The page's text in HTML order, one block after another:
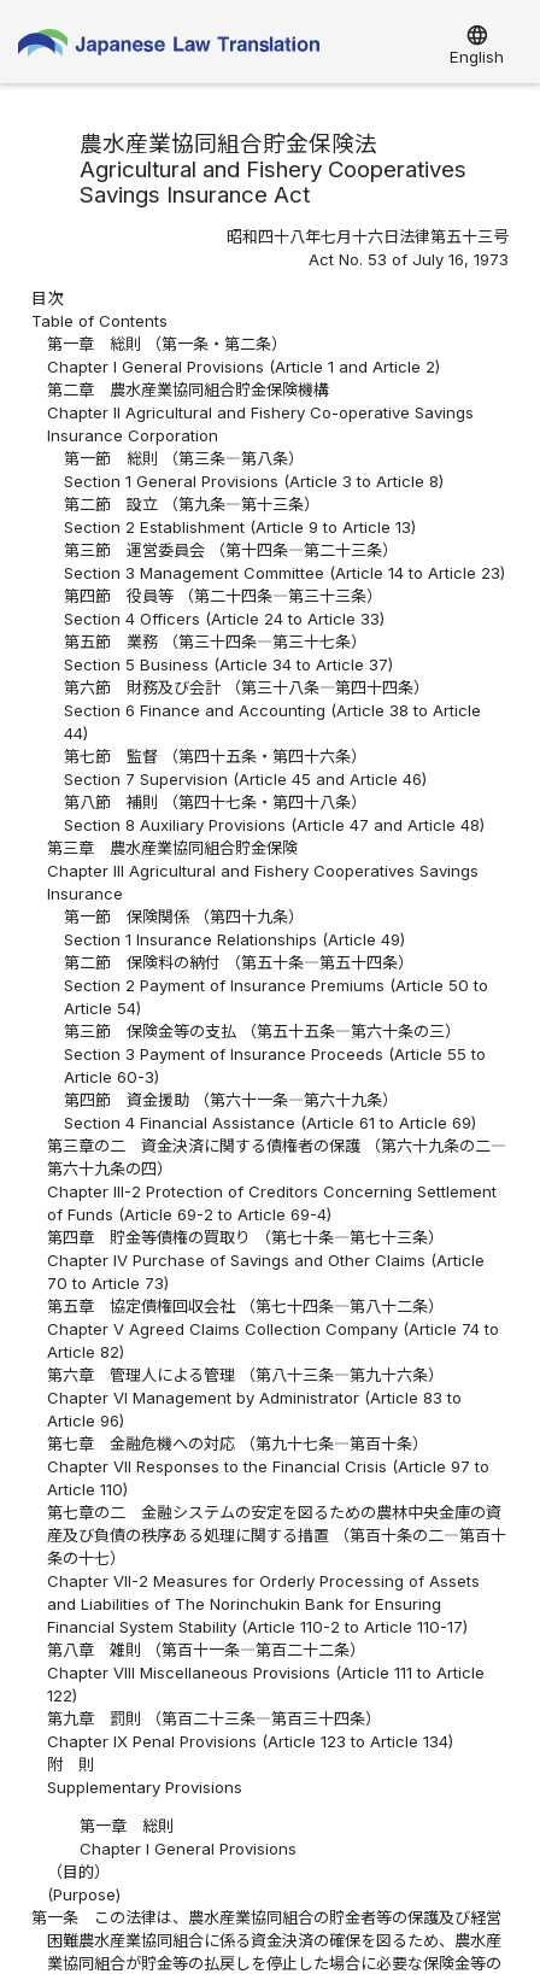
language
English
農水産業協同組合貯金保険法
Agricultural and Fishery Cooperatives
Savings Insurance Act
昭和四十八年七月十六日法律第五十三号
Act No. 53 of July 16, 1973
目次
Table of Contents
第一章 総則 （第一条・第二条）
Chapter I General Provisions (Article 1 and Article 2)
第二章 農水産業協同組合貯金保険機構
Chapter II Agricultural and Fishery Co-operative Savings
Insurance Corporation
第一節 総則 （第三条―第八条）
Section 1 General Provisions (Article 3 to Article 8)
第二節 設立 （第九条―第十三条）
Section 2 Establishment (Article 9 to Article 13)
第三節 運営委員会 （第十四条―第二十三条）
Section 3 Management Committee (Article 14 to Article 23)
第四節 役員等 （第二十四条―第三十三条）
Section 4 Officers (Article 24 to Article 33)
第五節 業務 （第三十四条―第三十七条）
Section 5 Business (Article 34 to Article 37)
第六節 財務及び会計 （第三十八条―第四十四条）
Section 6 Finance and Accounting (Article 38 to Article
44)
第七節 監督 （第四十五条・第四十六条）
Section 7 Supervision (Article 45 and Article 46)
第八節 補則 （第四十七条・第四十八条）
Section 8 Auxiliary Provisions (Article 47 and Article 48)
第三章 農水産業協同組合貯金保険
Chapter III Agricultural and Fishery Cooperatives Savings
Insurance
第一節 保険関係 （第四十九条）
Section 1 Insurance Relationships (Article 49)
第二節 保険料の納付 （第五十条―第五十四条）
Section 2 Payment of Insurance Premiums (Article 50 to
Article 54)
第三節 保険金等の支払 （第五十五条―第六十条の三）
Section 3 Payment of Insurance Proceeds (Article 55 to
Article 60-3)
第四節 資金援助 （第六十一条―第六十九条）
Section 4 Financial Assistance (Article 61 to Article 69)
第三章の二 資金決済に関する債権者の保護 （第六十九条の二―
第六十九条の四）
Chapter III-2 Protection of Creditors Concerning Settlement
of Funds (Article 69-2 to Article 69-4)
第四章 貯金等債権の買取り （第七十条―第七十三条）
Chapter IV Purchase of Savings and Other Claims (Article
70 to Article 73)
第五章 協定債権回収会社 （第七十四条―第八十二条）
Chapter V Agreed Claims Collection Company (Article 74 to
Article 82)
第六章 管理人による管理 （第八十三条―第九十六条）
Chapter VI Management by Administrator (Article 83 to
Article 96)
第七章 金融危機への対応 （第九十七条―第百十条）
Chapter VII Responses to the Financial Crisis (Article 97 to
Article 110)
第七章の二 金融システムの安定を図るための農林中央金庫の資
産及び負債の秩序ある処理に関する措置 （第百十条の二―第百十
条の十七）
Chapter VII-2 Measures for Orderly Processing of Assets
and Liabilities of The Norinchukin Bank for Ensuring
Financial System Stability (Article 110-2 to Article 110-17)
第八章 雑則 （第百十一条―第百二十二条）
Chapter VIII Miscellaneous Provisions (Article 111 to Article
122)
第九章 罰則 （第百二十三条―第百三十四条）
Chapter IX Penal Provisions (Article 123 to Article 134)
附 則
Supplementary Provisions
第一章 総則
Chapter I General Provisions
（目的）
(Purpose)
第一条
この法律は、農水産業協同組合の貯金者等の保護及び経営
困難農水産業協同組合に係る資金決済の確保を図るため、農水産
業協同組合が貯金等の払戻しを停止した場合に必要な保険金等の